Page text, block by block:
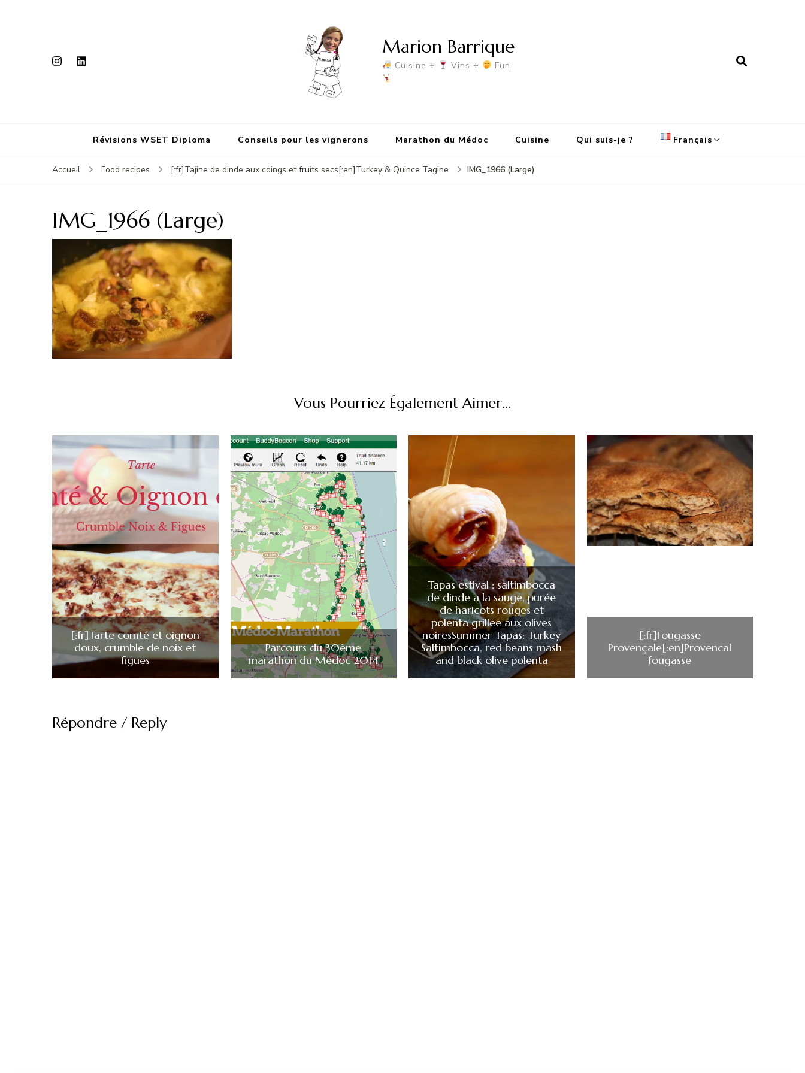
Marion Barrique
Cuisine + Vins + Fun
Révisions WSET Diploma Conseils pour les vignerons Marathon du Médoc Cuisine Qui suis-je ? Français
Accueil Food recipes [:fr]Tajine de dinde aux coings et fruits secs[:en]Turkey & Quince Tagine IMG_1966 (Large)
IMG_1966 (Large)
Vous Pourriez Également Aimer...
[:fr]Tarte comté et oignon
doux, crumble de noix et
figues
Parcours du 30ème
marathon du Médoc 2014
Tapas estival : saltimbocca
de dinde a la sauge, purée
de haricots rouges et
polenta grillee aux olives
noiresSummer Tapas: Turkey
Saltimbocca, red beans mash
and black olive polenta
[:fr]Fougasse
Provençale[:en]Provencal
fougasse
Répondre / Reply